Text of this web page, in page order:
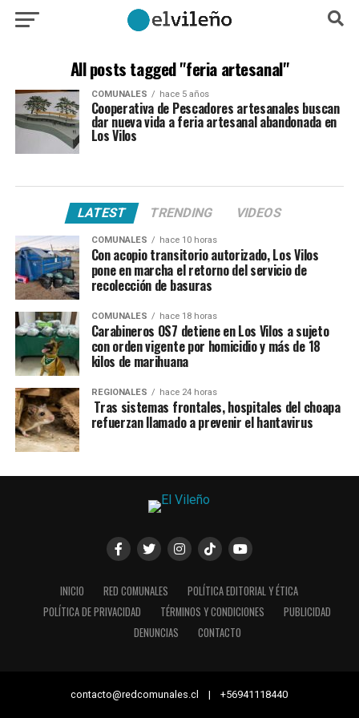
All posts tagged "feria artesanal"
COMUNALES hace 5 años
Cooperativa de Pescadores artesanales buscan
dar nueva vida a feria artesanal abandonada en
Los Vilos
LATEST TRENDING VIDEOS
COMUNALES hace 10 horas
Con acopio transitorio autorizado, Los Vilos
pone en marcha el retorno del servicio de
recolección de basuras
COMUNALES hace 18 horas
Carabineros OS7 detiene en Los Vilos a sujeto
con orden vigente por homicidio y más de 18
kilos de marihuana
REGIONALES hace 24 horas
Tras sistemas frontales, hospitales del choapa
refuerzan llamado a prevenir el hantavirus
INICIO RED COMUNALES
POLÍTICA EDITORIAL Y ÉTICA
POLÍTICA DE PRIVACIDAD
TÉRMINOS Y CONDICIONES
PUBLICIDAD
DENUNCIAS
CONTACTO
contacto@redcomunales.cl | +56941118440